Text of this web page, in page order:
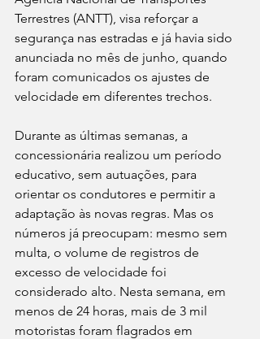
Terrestres (ANTT), visa reforçar a
segurança nas estradas e já havia sido
anunciada no mês de junho, quando
foram comunicados os ajustes de
velocidade em diferentes trechos.
Durante as últimas semanas, a
concessionária realizou um período
educativo, sem autuações, para
orientar os condutores e permitir a
adaptação às novas regras. Mas os
números já preocupam: mesmo sem
multa, o volume de registros de
excesso de velocidade foi
considerado alto. Nesta semana, em
menos de 24 horas, mais de 3 mil
motoristas foram flagrados em